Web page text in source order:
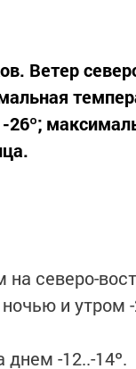
Ветер
на северо-
и утром -
-12..-14º.